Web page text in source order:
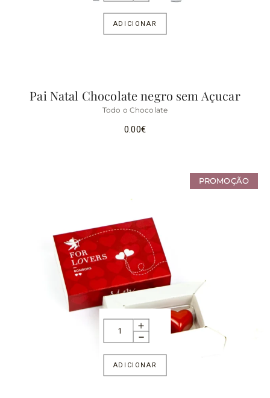
ADICIONAR
Pai Natal Chocolate negro sem Açucar
Todo o Chocolate
0.00€
PROMOÇÃO
ADICIONAR